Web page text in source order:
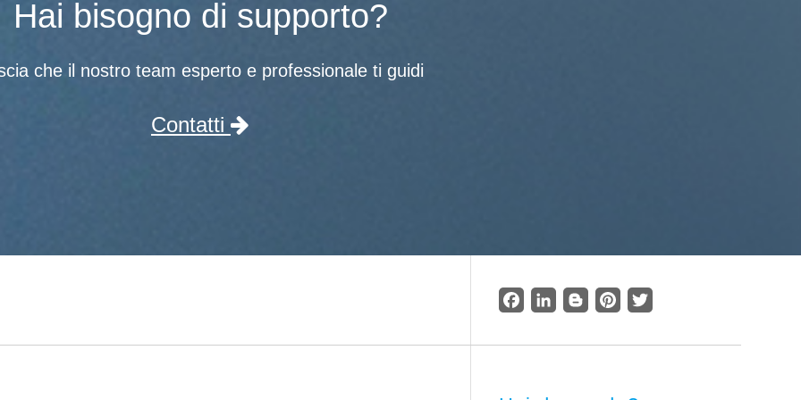
Hai bisogno di supporto?
che il nostro team esperto e professionale ti guidi
Contatti
Facebook
LinkedInBloggerPinterestTwitter